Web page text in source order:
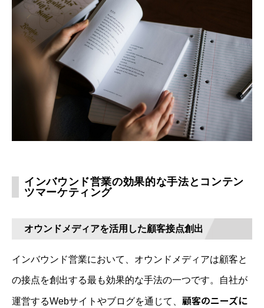
インバウンド営業の効果的な手法とコンテン
ツマーケティング
オウンドメディアを活用した顧客接点創出
インバウンド営業において、オウンドメディアは顧客と
の接点を創出する最も効果的な手法の一つです。自社が
運営するWebサイトやブログを通じて、 顧客のニーズに